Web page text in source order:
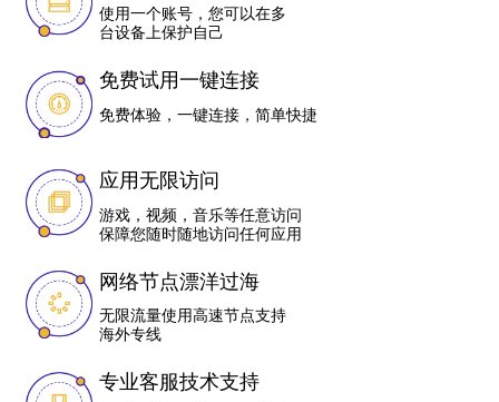
使用一个账号，您可以在多
台设备上保护自己
免费试用一键连接
免费体验，一键连接，简单快捷
应用无限访问
游戏，视频，音乐等任意访问
保障您随时随地访问任何应用
网络节点漂洋过海
无限流量使用高速节点支持
海外专线
专业客服技术支持